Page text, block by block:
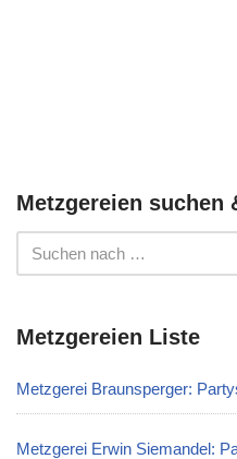
Metzgereien suchen
Metzgereien Liste
Metzgerei Braunsperger:
Metzgerei Erwin Siemandel: